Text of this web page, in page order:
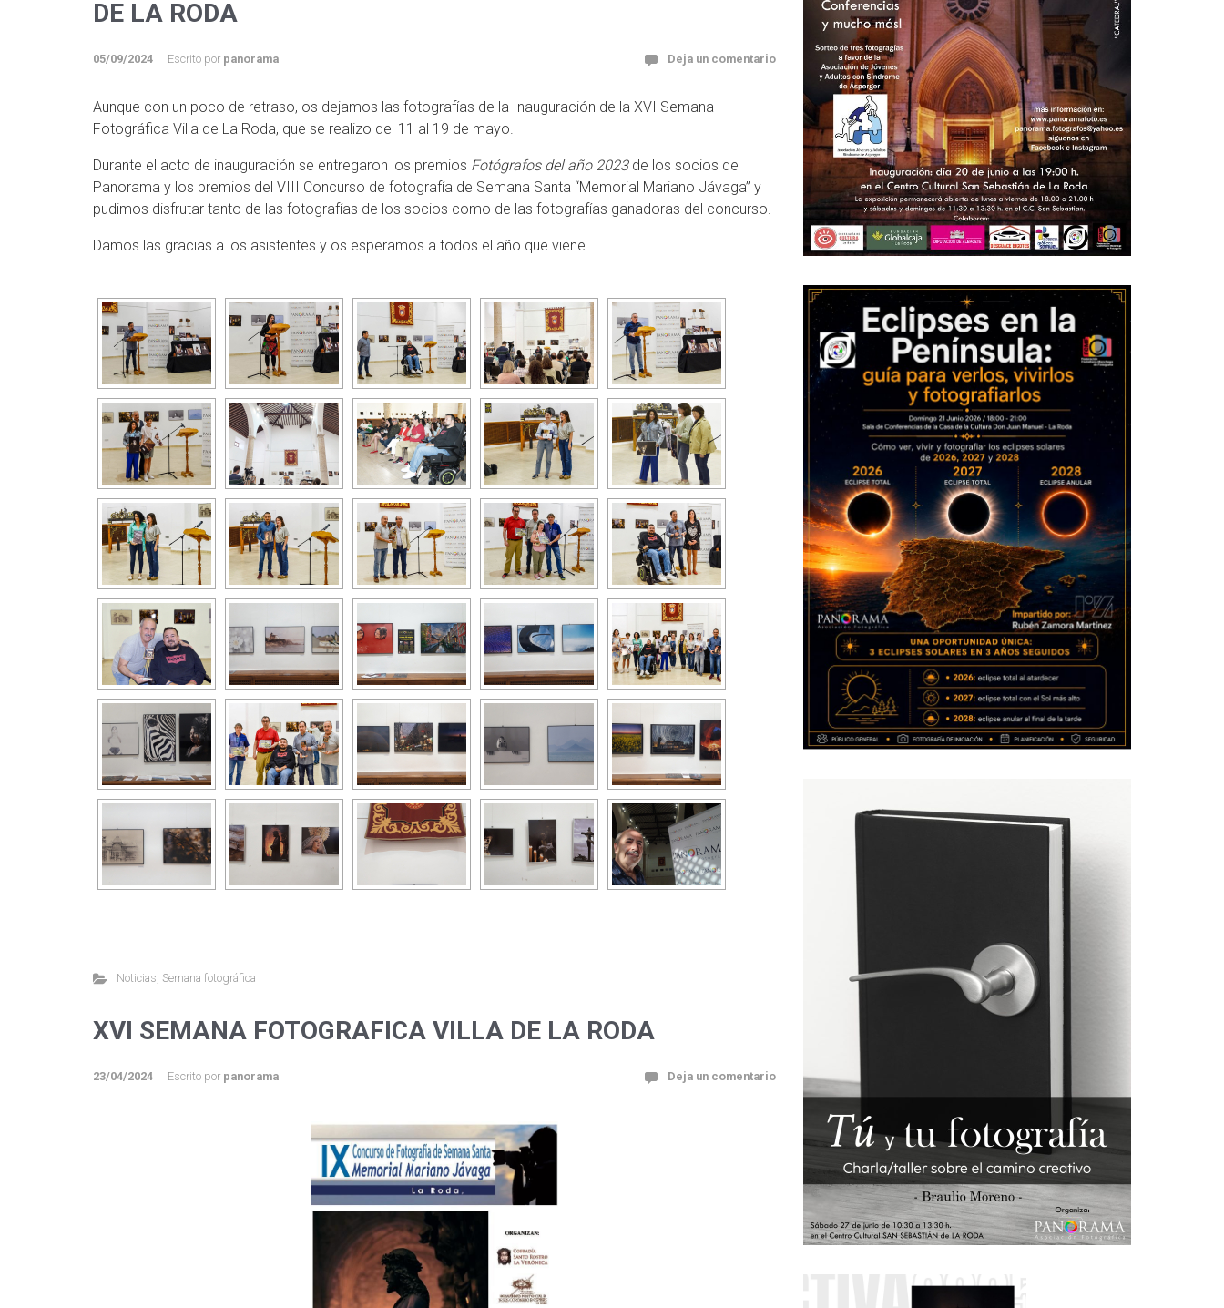
DE LA RODA
05/09/2024 Escrito por panorama Deja un comentario
Aunque con un poco de retraso, os dejamos las fotografías de la Inauguración de la XVI Semana
Fotográfica Villa de La Roda, que se realizo del 11 al 19 de mayo.
Durante el acto de inauguración se entregaron los premios Fotógrafos del año 2023de los socios de
Panorama y los premios del VIII Concurso de fotografía de Semana Santa “Memorial Mariano Jávaga” y
pudimos disfrutar tanto de las fotografías de los socios como de las fotografías ganadoras del concurso.
Damos las gracias a los asistentes y os esperamos a todos el año que viene.
Noticias, Semana fotográfica
XVI SEMANA FOTOGRAFICA VILLA DE LA RODA
23/04/2024 Escrito por panorama Deja un comentario